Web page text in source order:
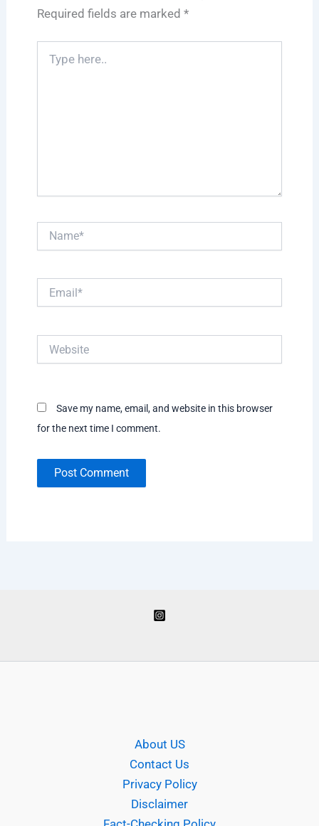
Required fields are marked *
here..
Save my name, email, and website in this browser
for the next time I comment.
About US
Contact Us
Privacy Policy
Disclaimer